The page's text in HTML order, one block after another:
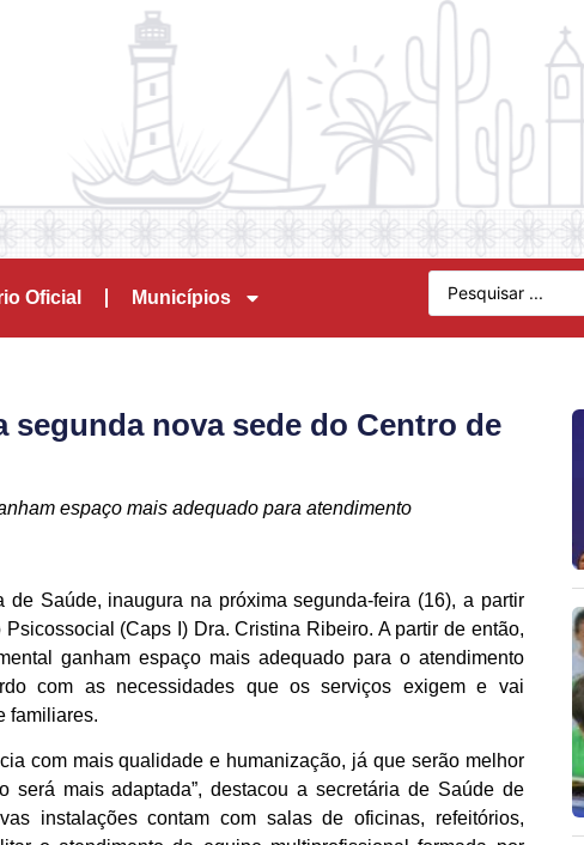
Oficial Municípios
nova sede do Centro de
espaço mais adequado para atendimento
Saúde, inaugura na próxima segunda-feira (16), a partir
(Caps I) Dra. Cristina Ribeiro. A partir de então,
ganham espaço mais adequado para o atendimento
com as necessidades que os serviços exigem e vai
familiares.
com mais qualidade e humanização, já que serão melhor
mais adaptada”, destacou a secretária de Saúde de
instalações contam com salas de oficinas, refeitórios,